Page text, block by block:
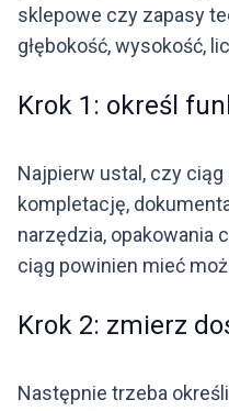
sklepowe czy zapasy
głębokość, wysokość,
Krok 1: określ
Najpierw ustal, czy ciąg
kompletację,
narzędzia, opakowania
ciąg powinien mieć
Krok 2: zmierz
Następnie trzeba